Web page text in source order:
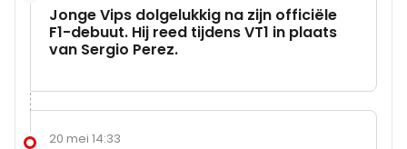
Jonge Vips dolgelukkig na zijn officiële
F1-debuut. Hij reed tijdens VT1 in plaats
van Sergio Perez.
20 mei 14:33